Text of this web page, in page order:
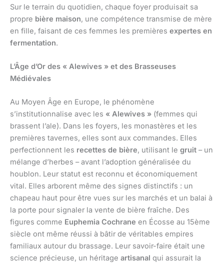
Sur le terrain du quotidien, chaque foyer produisait sa
propre bière maison, une compétence transmise de mère
en fille, faisant de ces femmes les premières expertes en
fermentation.
L’Âge d’Or des « Alewives » et des Brasseuses
Médiévales
Au Moyen Âge en Europe, le phénomène
s’institutionnalise avec les « Alewives » (femmes qui
brassent l’ale). Dans les foyers, les monastères et les
premières tavernes, elles sont aux commandes. Elles
perfectionnent les recettes de bière, utilisant le gruit – un
mélange d’herbes – avant l’adoption généralisée du
houblon. Leur statut est reconnu et économiquement
vital. Elles arborent même des signes distinctifs : un
chapeau haut pour être vues sur les marchés et un balai à
la porte pour signaler la vente de bière fraîche. Des
figures comme Euphemia Cochrane en Écosse au 15ème
siècle ont même réussi à bâtir de véritables empires
familiaux autour du brassage. Leur savoir-faire était une
science précieuse, un héritage artisanal qui assurait la